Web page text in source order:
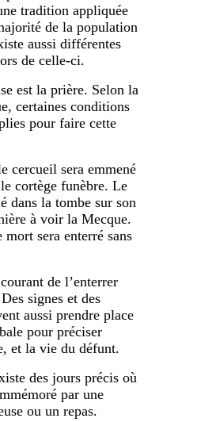
tradition appliquée
de la population
aussi différentes
de celle-ci.
est la prière. Selon la
certaines conditions
pour faire cette
cercueil sera emmené
cortège funèbre. Le
dans la tombe sur son
à voir la Mecque.
sera enterré sans
de l’enterrer
signes et des
aussi prendre place
pour préciser
et la vie du défunt.
des jours précis où
par une
ou un repas.